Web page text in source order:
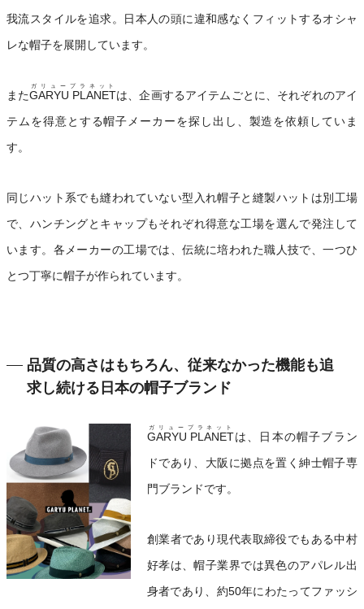
我流スタイルを追求。日本人の頭に違和感なくフィットするオシャ
レな帽子を展開しています。
またGARYU PLANET
ガリュープラネット
は、企画するアイテムごとに、それぞれのアイ
テムを得意とする帽子メーカーを探し出し、製造を依頼していま
す。
同じハット系でも縫われていない型入れ帽子と縫製ハットは別工場
で、ハンチングとキャップもそれぞれ得意な工場を選んで発注して
います。各メーカーの工場では、伝統に培われた職人技で、一つひ
とつ丁寧に帽子が作られています。
品質の高さはもちろん、従来なかった機能も追
求し続ける日本の帽子ブランド
GARYU PLANET
ガリュープラネット
は、日本の帽子ブラン
ドであり、大阪に拠点を置く紳士帽子専
門ブランドです。
創業者であり現代表取締役でもある中村
好孝は、帽子業界では異色のアパレル出
身者であり、約50年にわたってファッシ